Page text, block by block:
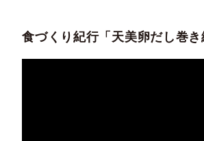
食づくり紀行「天美卵だし巻き